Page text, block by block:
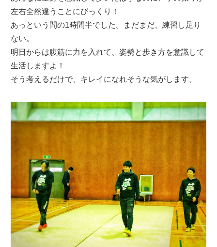
左右全然違うことにびっくり！
あっという間の1時間半でした。まだまだ、練習し足り
ない。
明日からは腹筋に力を入れて、姿勢と歩き方を意識して
生活しますよ！
そう考えるだけで、キレイになれそうな気がします。